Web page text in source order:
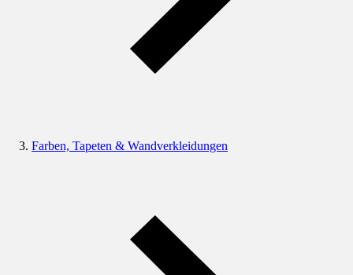
Farben, Tapeten & Wandverkleidungen